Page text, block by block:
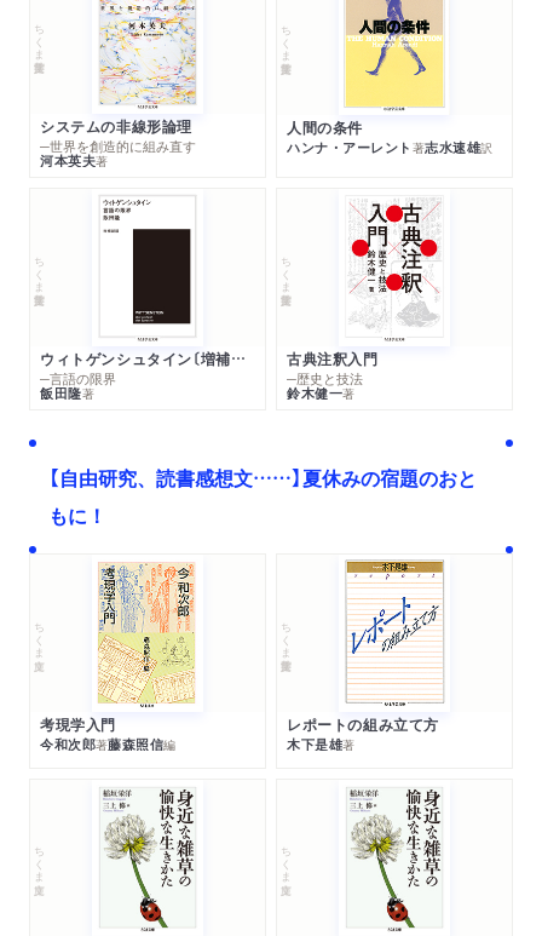
ちくま学芸文庫
システムの非線形論理
─世界を創造的に組み直す
河本英夫著
ちくま学芸文庫
人間の条件
ハンナ・アーレント 著志水速雄訳
ちくま学芸文庫
ウィトゲンシュタイン〔増補新版〕
─言語の限界
飯田隆著
ちくま学芸文庫
古典注釈入門
─歴史と技法
鈴木健一著
【自由研究、読書感想文……】夏休みの宿題のおと
もに！
ちくま文庫
考現学入門
今和次郎著藤森照信編
ちくま学芸文庫
レポートの組み立て方
木下是雄著
ちくま文庫 ちくま文庫